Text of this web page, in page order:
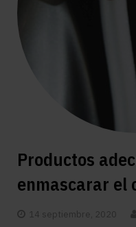
Productos
enmascarar el
14 septiembre, 2020